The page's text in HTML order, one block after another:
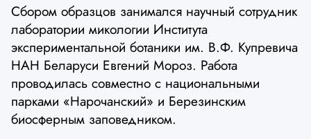
Сбором образцов занимался научный сотрудник
лаборатории микологии Института
экспериментальной ботаники им. В.Ф. Купревича
НАН Беларуси Евгений Мороз. Работа
проводилась совместно с национальными
парками «Нарочанский» и Березинским
биосферным заповедником.